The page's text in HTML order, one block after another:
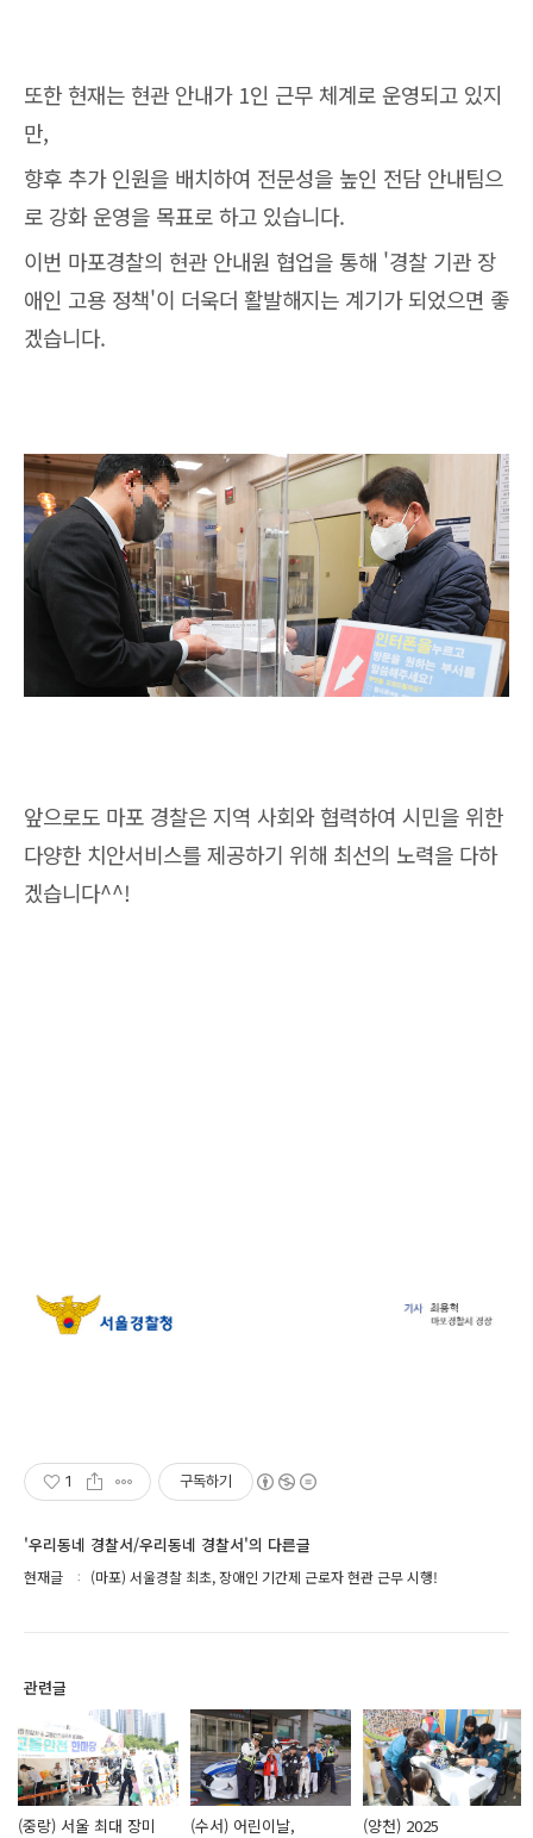
또한 현재는 현관 안내가 1인 근무 체계로 운영되고 있지
만,
향후 추가 인원을 배치하여 전문성을 높인 전담 안내팀으
로 강화 운영을 목표로 하고 있습니다.
이번 마포경찰의 현관 안내원 협업을 통해 '경찰 기관 장
애인 고용 정책'이 더욱더 활발해지는 계기가 되었으면 좋
겠습니다.
앞으로도 마포 경찰은 지역 사회와 협력하여 시민을 위한
다양한 치안서비스를 제공하기 위해 최선의 노력을 다하
겠습니다^^!
1 구독하기
'우리동네 경찰서/우리동네 경찰서'의 다른글
현재글 (마포) 서울경찰 최초, 장애인 기간제 근로자 현관 근무 시행!
관련글
(중랑) 서울 최대 장미
(수서) 어린이날,
(양천) 2025